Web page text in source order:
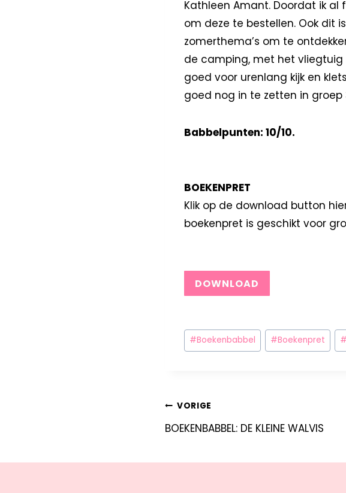
Kathleen Amant. Doordat ik al
om deze te bestellen. Ook dit
zomerthema’s om te
de camping, met het vliegtuig
goed voor urenlang kijk en
goed nog in te zetten in groep
Babbelpunten: 10/10.
BOEKENPRET
Klik op de download button
boekenpret is geschikt voor
DOWNLOAD
#Boekenbabbel #Boekenpret
VORIGE
BOEKENBABBEL: DE KLEINE WALVIS